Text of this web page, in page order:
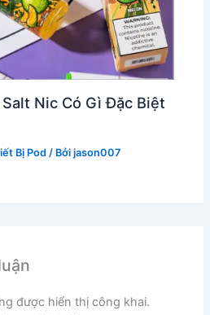
Nic Có Gì Đặc Biệt
Bị Pod / Bởijason007
được hiển thị công khai.